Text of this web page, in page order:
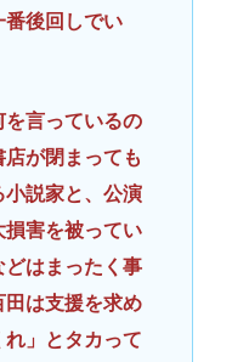
番後回しでい
言っているの
が閉まっても
説家と、公演
害を被ってい
どはまったく事
は支援を求め
」とタカって